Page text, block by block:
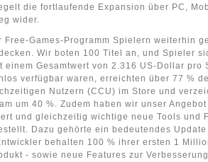
die fortlaufende Expansion über PC,
wider.
Free-Games-Programm Spielern weiterhin
Wir boten 100 Titel an, und Spieler
Gesamtwert von 2.316 US-Dollar pro
verfügbar waren, erreichten über 77 %
Nutzern (CCU) im Store und
um 40 %. Zudem haben wir unser
und gleichzeitig wichtige neue Tools und
Dazu gehörte ein bedeutendes Update
behalten 100 % ihrer ersten 1
- sowie neue Features zur